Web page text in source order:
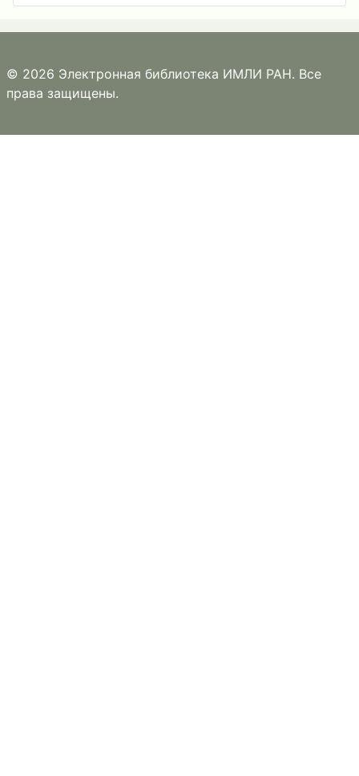
© 2026 Электронная библиотека ИМЛИ РАН. Все
права защищены.